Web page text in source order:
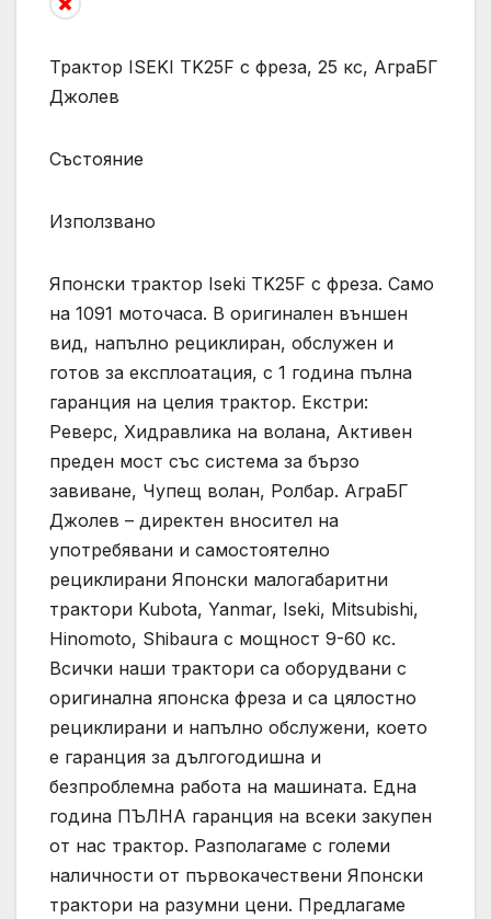
Трактор ISEKI TK25F с фреза, 25 кс, АграБГ
Джолев
Състояние
Използвано
Японски трактор Iseki TK25F с фреза. Само
на 1091 моточаса. В оригинален външен
вид, напълно рециклиран, обслужен и
готов за експлоатация, с 1 година пълна
гаранция на целия трактор. Екстри:
Реверс, Хидравлика на волана, Активен
преден мост със система за бързо
завиване, Чупещ волан, Ролбар. АграБГ
Джолев – директен вносител на
употребявани и самoстоятелно
рециклирани Японски малогабаритни
трактори Kubota, Yanmar, Iseki, Mitsubishi,
Hinomoto, Shibaura с мощност 9-60 кс.
Всички наши трактори са оборудвани с
оригинална японска фреза и са цялостно
рециклирани и напълно обслужени, което
е гаранция за дългогодишна и
безпроблемна работа на машината. Една
година ПЪЛНА гаранция на всеки закупен
от нас трактор. Разполагаме с големи
наличности от първокачествени Японски
трактори на разумни цени. Предлагаме